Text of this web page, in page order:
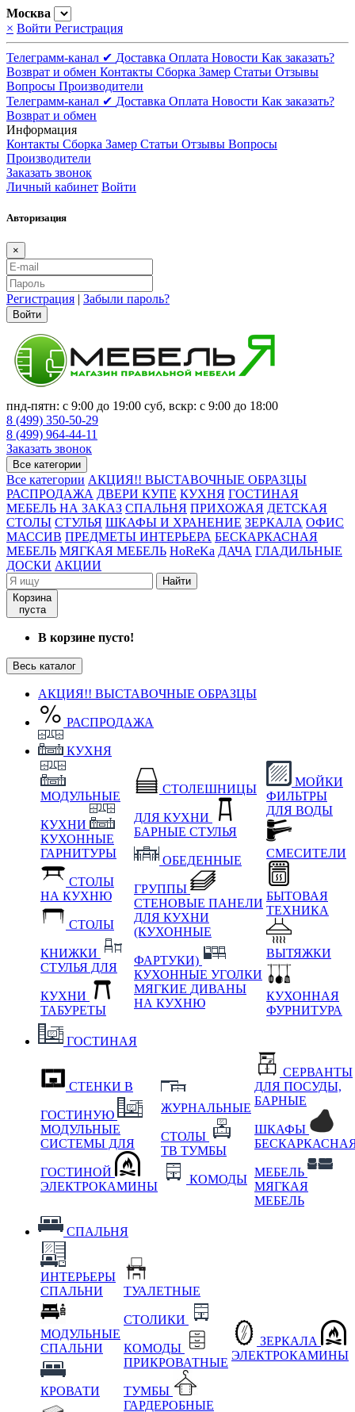
Москва
× Войти Регистрация
Телеграмм-канал ✔ Доставка Оплата Новости Как заказать?
Возврат и обмен Контакты Сборка Замер Статьи Отзывы
Вопросы Производители
Телеграмм-канал ✔ Доставка Оплата Новости Как заказать?
Возврат и обмен
Информация
Контакты Сборка Замер Статьи Отзывы Вопросы
Производители
Заказать звонок
Личный кабинет Войти
Авторизация
×
Регистрация | Забыли пароль?
Войти
пнд-пятн: с 9:00 до 19:00 суб, вскр: с 9:00 до 18:00
8 (499) 350-50-29
8 (499) 964-44-11
Заказать звонок
Все категории
Все категории АКЦИЯ!! ВЫСТАВОЧНЫЕ ОБРАЗЦЫ
РАСПРОДАЖА ДВЕРИ КУПЕ КУХНЯ ГОСТИНАЯ
МЕБЕЛЬ НА ЗАКАЗ СПАЛЬНЯ ПРИХОЖАЯ ДЕТСКАЯ
СТОЛЫ СТУЛЬЯ ШКАФЫ И ХРАНЕНИЕ ЗЕРКАЛА ОФИС
МАССИВ ПРЕДМЕТЫ ИНТЕРЬЕРА БЕСКАРКАСНАЯ
МЕБЕЛЬ МЯГКАЯ МЕБЕЛЬ HoReKa ДАЧА ГЛАДИЛЬНЫЕ
ДОСКИ АКЦИИ
Найти
Корзина
пуста
В корзине пусто!
Весь каталог
АКЦИЯ!! ВЫСТАВОЧНЫЕ ОБРАЗЦЫ
РАСПРОДАЖА
КУХНЯ
МОДУЛЬНЫЕ
КУХНИ
КУХОННЫЕ
ГАРНИТУРЫ
СТОЛЫ
НА КУХНЮ
СТОЛЫ
КНИЖКИ
СТУЛЬЯ ДЛЯ
КУХНИ
ТАБУРЕТЫ
СТОЛЕШНИЦЫ
ДЛЯ КУХНИ
БАРНЫЕ СТУЛЬЯ
ОБЕДЕННЫЕ
ГРУППЫ
СТЕНОВЫЕ ПАНЕЛИ
ДЛЯ КУХНИ
(КУХОННЫЕ
ФАРТУКИ)
КУХОННЫЕ УГОЛКИ
МЯГКИЕ ДИВАНЫ
НА КУХНЮ
МОЙКИ
ФИЛЬТРЫ
ДЛЯ ВОДЫ
СМЕСИТЕЛИ
БЫТОВАЯ
ТЕХНИКА
ВЫТЯЖКИ
КУХОННАЯ
ФУРНИТУРА
ГОСТИНАЯ
СТЕНКИ В
ГОСТИНУЮ
МОДУЛЬНЫЕ
СИСТЕМЫ ДЛЯ
ГОСТИНОЙ
ЭЛЕКТРОКАМИНЫ
ЖУРНАЛЬНЫЕ
СТОЛЫ
ТВ ТУМБЫ
КОМОДЫ
СЕРВАНТЫ
ДЛЯ ПОСУДЫ,
БАРНЫЕ
ШКАФЫ
МЕБЕЛЬ
МЯГКАЯ
МЕБЕЛЬ
СПАЛЬНЯ
ИНТЕРЬЕРЫ
СПАЛЬНИ
МОДУЛЬНЫЕ
СПАЛЬНИ
КРОВАТИ
ТУАЛЕТНЫЕ
СТОЛИКИ
КОМОДЫ
ПРИКРОВАТНЫЕ
ТУМБЫ
ГАРДЕРОБНЫЕ
ЗЕРКАЛА
ЭЛЕКТРОКАМИНЫ